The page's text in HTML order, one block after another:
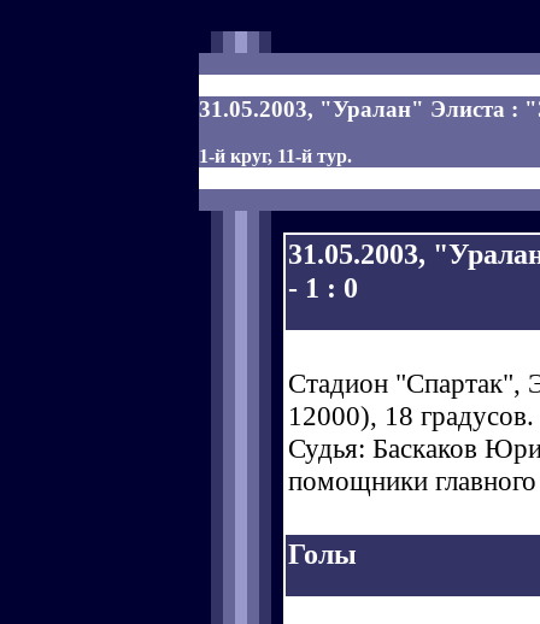
31.05.2003, "Уралан" Элиста :
1-й круг, 11-й тур.
31.05.2003,
- 1 : 0
Стадион "Спартак",
12000), 18 градусов.
Судья: Баскаков
помощники
Голы